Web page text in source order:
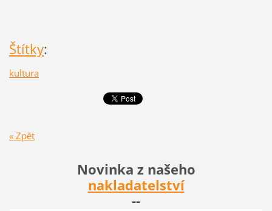
Štítky:
kultura
« Zpět
Novinka z našeho
nakladatelství
--